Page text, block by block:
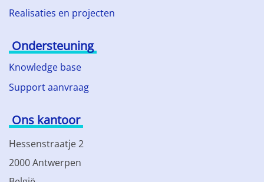
Realisaties en projecten
Ondersteuning
Knowledge base
Support aanvraag
Ons kantoor
Hessenstraatje 2
2000 Antwerpen